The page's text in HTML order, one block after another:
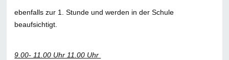
ebenfalls zur 1. Stunde und werden in der Schule
beaufsichtigt.
9.00- 11.00 Uhr 11.00 Uhr